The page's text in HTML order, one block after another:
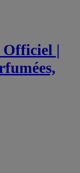
Officiel |